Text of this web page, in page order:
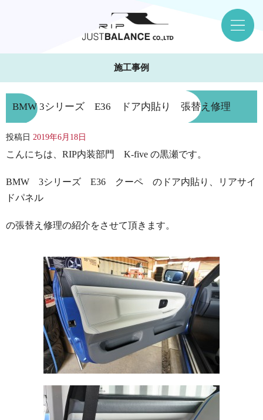
施工事例
BMW 3シリーズ E36 ドア内貼り 張替え修理
投稿日 2019年6月18日
こんにちは、RIP内装部門 K-five の黒瀬です。
BMW 3シリーズ E36 クーペ のドア内貼り、リアサイ
ドパネル
の張替え修理の紹介をさせて頂きます。